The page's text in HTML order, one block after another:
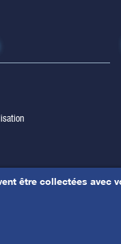
être collectées avec
photos